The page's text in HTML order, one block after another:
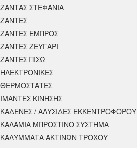
ΖΑΝΤΑΣ ΣΤΕΦΑΝΙΑ
ΖΑΝΤΕΣ
ΖΑΝΤΕΣ ΕΜΠΡΟΣ
ΖΑΝΤΕΣ ΖΕΥΓΑΡΙ
ΖΑΝΤΕΣ ΠΙΣΩ
ΗΛΕΚΤΡΟΝΙΚΕΣ
ΘΕΡΜΟΣΤΑΤΕΣ
ΙΜΑΝΤΕΣ ΚΙΝΗΣΗΣ
ΚΑΔΕΝΕΣ / ΑΛΥΣΙΔΕΣ ΕΚΚΕΝΤΡΟΦΟΡΟΥ
ΚΑΛΑΜΙΑ ΜΠΡΟΣΤΙΝΟ ΣΥΣΤΗΜΑ
ΚΑΛΥΜΜΑΤΑ ΑΚΤΙΝΩΝ ΤΡΟΧΟΥ